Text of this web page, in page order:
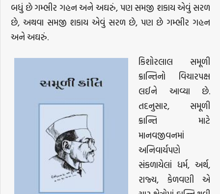
બધું છે ગમ્ભીર ગહન અને અઘરું, પણ સમજી શકાય એવું સરળ
છે, અથવા સમજી શકાય એવું સરળ છે, પણ છે ગમ્ભીર ગહન
અને અઘરું.
કિશોરલાલ સમૂળી
ક્રાન્તિનો વિચારપક્ષ
લઈને આવ્યા છે.
તદનુસાર, સમૂળી
ક્રાન્તિ માટે
માનવજીવનમાં
અનિવાર્યપણે
સંકળાયેલાં ધર્મ, અર્થ,
રાજ્ય, કેળવણી એ